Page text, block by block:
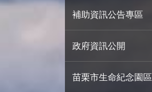
補助資訊公告專區
政府資訊公開
苗栗市生命紀念園區